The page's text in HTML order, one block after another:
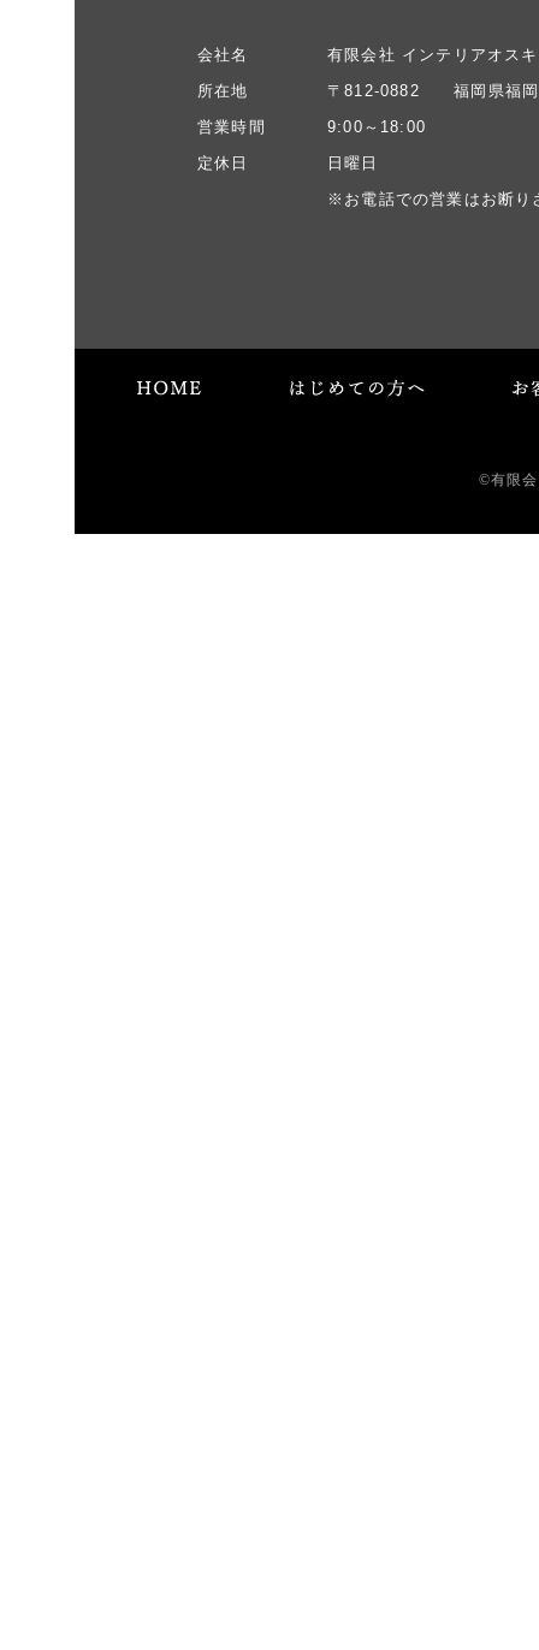
会社名
有限会社 インテリアオスキ
所在地
〒812-0882 福岡県福岡
営業時間
9:00～18:00
定休日
日曜日
※お電話での営業はお断り
©有限